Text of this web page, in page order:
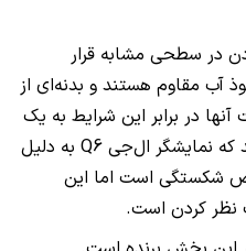
در سطحی مشابه قرار
آب مقاوم هستند و بدنه‌ای از
در برابر این شرایط به یک
که نمایشگر ال‌جی Q6 به دلیل
معرض شکستگی است اما این
نظر کردن است.